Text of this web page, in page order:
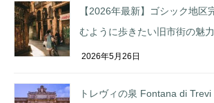
【2026年最新】ゴシック地区
むように歩きたい旧市街の魅力
2026年5月26日
トレヴィの泉 Fontana di